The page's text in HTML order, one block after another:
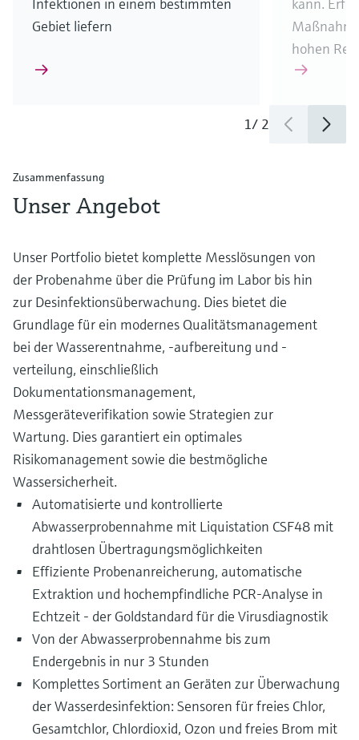
Gebiet liefern
hohen
1/ 2
Zusammenfassung
Unser Angebot
Unser Portfolio bietet komplette Messlösungen von
der Probenahme über die Prüfung im Labor bis hin
zur Desinfektionsüberwachung. Dies bietet die
Grundlage für ein modernes Qualitätsmanagement
bei der Wasserentnahme, -aufbereitung und -
verteilung, einschließlich
Dokumentationsmanagement,
Messgeräteverifikation sowie Strategien zur
Wartung. Dies garantiert ein optimales
Risikomanagement sowie die bestmögliche
Wassersicherheit.
Automatisierte und kontrollierte
Abwasserprobennahme mit Liquistation CSF48 mit
drahtlosen Übertragungsmöglichkeiten
Effiziente Probenanreicherung, automatische
Extraktion und hochempfindliche PCR-Analyse in
Echtzeit - der Goldstandard für die Virusdiagnostik
Von der Abwasserprobennahme bis zum
Endergebnis in nur 3 Stunden
Komplettes Sortiment an Geräten zur Überwachung
der Wasserdesinfektion: Sensoren für freies Chlor,
Gesamtchlor, Chlordioxid, Ozon und freies Brom mit